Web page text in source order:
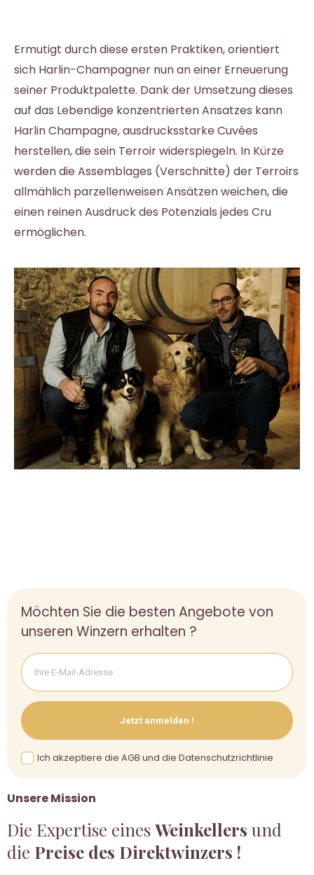
Ermutigt durch diese ersten Praktiken, orientiert
sich Harlin-Champagner nun an einer Erneuerung
seiner Produktpalette. Dank der Umsetzung dieses
auf das Lebendige konzentrierten Ansatzes kann
Harlin Champagne, ausdrucksstarke Cuvées
herstellen, die sein Terroir widerspiegeln. In Kürze
werden die Assemblages (Verschnitte) der Terroirs
allmählich parzellenweisen Ansätzen weichen, die
einen reinen Ausdruck des Potenzials jedes Cru
ermöglichen.
Unsere Mission
Die Expertise einesWeinkellers und
die Preise des Direktwinzers !
Möchten Sie die besten Angebote von
unseren Winzern erhalten ?
Jetzt anmelden !
Ich akzeptiere die AGB und die Datenschutzrichtlinie